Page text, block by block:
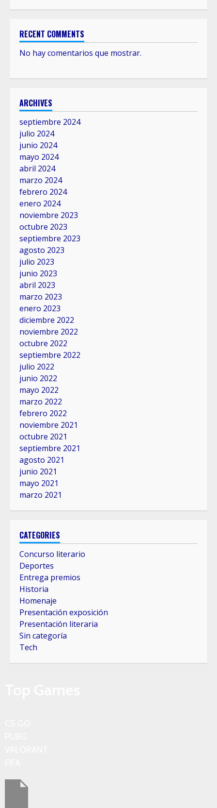
RECENT COMMENTS
No hay comentarios que mostrar.
ARCHIVES
septiembre 2024
julio 2024
junio 2024
mayo 2024
abril 2024
marzo 2024
febrero 2024
enero 2024
noviembre 2023
octubre 2023
septiembre 2023
agosto 2023
julio 2023
junio 2023
abril 2023
marzo 2023
enero 2023
diciembre 2022
noviembre 2022
octubre 2022
septiembre 2022
julio 2022
junio 2022
mayo 2022
marzo 2022
febrero 2022
noviembre 2021
octubre 2021
septiembre 2021
agosto 2021
junio 2021
mayo 2021
marzo 2021
CATEGORIES
Concurso literario
Deportes
Entrega premios
Historia
Homenaje
Presentación exposición
Presentación literaria
Sin categoría
Tech